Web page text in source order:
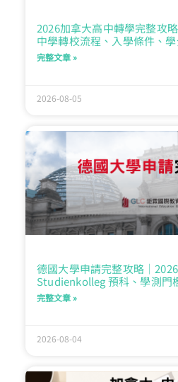
2026加拿大高中轉學完整攻
中學轉校流程、入學條件、
完整文章 »
2026-08-05
德國大學申請完整攻略｜
Studienkolleg 預科、學測門
完整文章 »
2026-08-04